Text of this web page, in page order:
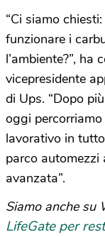
“Ci siamo
funzionare i
l’ambiente?”,
vicepresidente
di Ups. “Dopo
oggi
lavorativo in
parco automezzi
avanzata”.
Siamo anche su
LifeGate per